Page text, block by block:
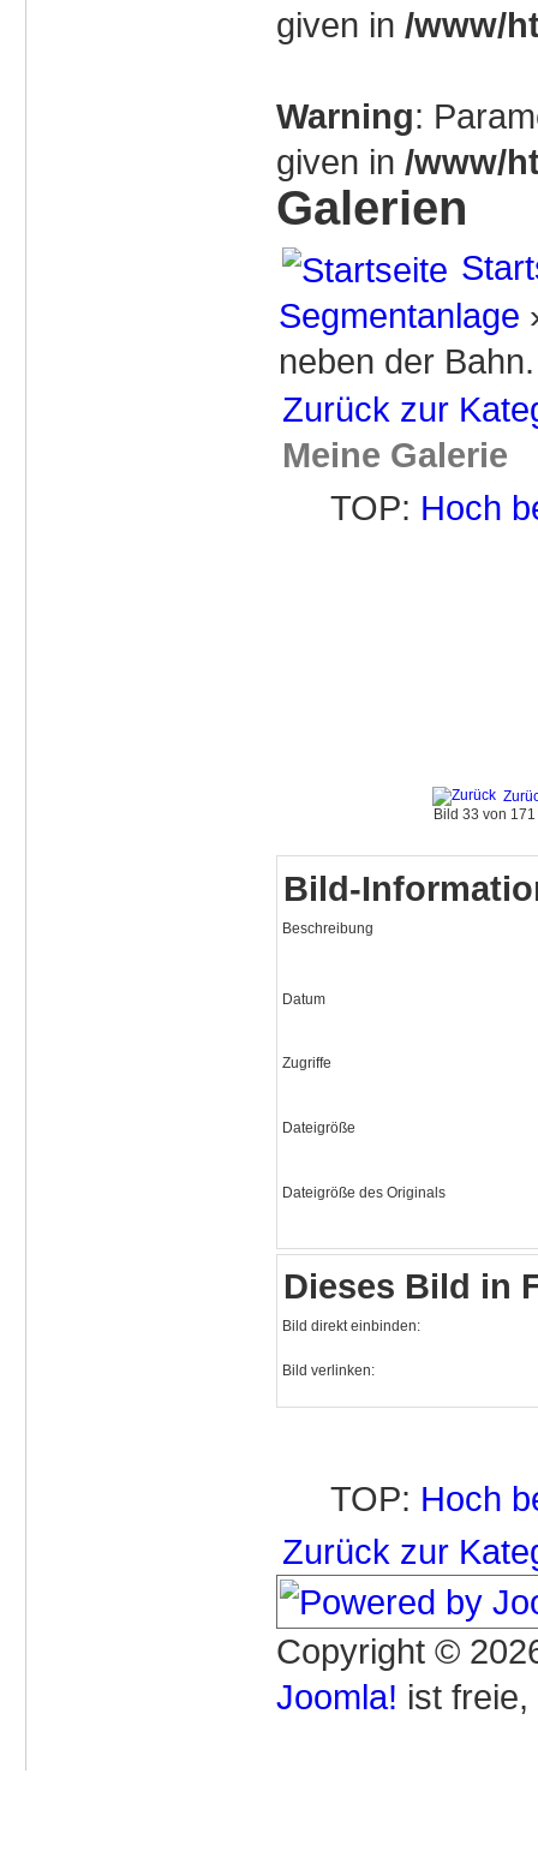
given in /www/
Warning:
given in /www/
Galerien
Segmentanlage
neben der Bahn.
Zurück zur
Meine Galerie
TOP: Hoch
Bild 33 von
Bild-
Beschreibung
Datum
Zugriffe
Dateigröße
Dateigröße des Originals
Dieses Bild in
Bild direkt einbinden:
Bild verlinken:
TOP: Hoch
Zurück zur
Copyright ©
Joomla! ist